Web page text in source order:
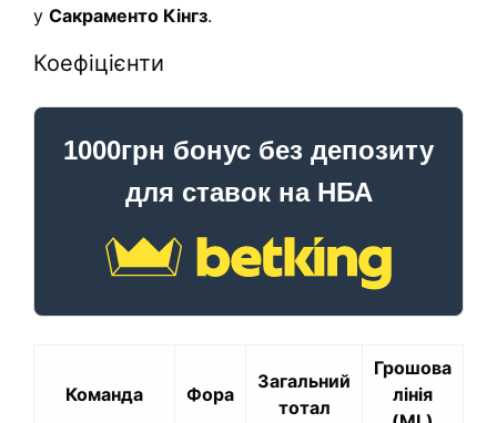
у Сакраменто Кінгз.
Коефіцієнти
1000грн бонус без депозиту
для ставок на НБА
Команда Фора
Загальний
тотал
Грошова
лінія